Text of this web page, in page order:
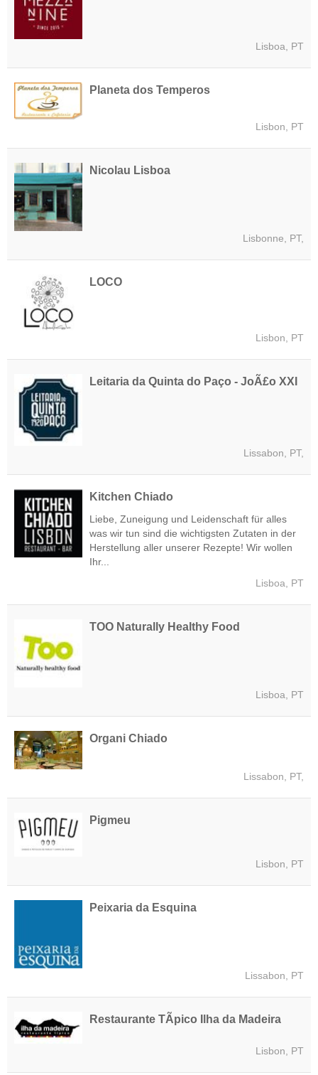
Lisboa, PT
Planeta dos Temperos
Lisbon, PT
Nicolau Lisboa
Lisbonne, PT,
LOCO
Lisbon, PT
Leitaria da Quinta do Paço - JoÃ£o XXI
Lissabon, PT,
Kitchen Chiado
Liebe, Zuneigung und Leidenschaft für alles
was wir tun sind die wichtigsten Zutaten in der
Herstellung aller unserer Rezepte! Wir wollen
Ihr...
Lisboa, PT
TOO Naturally Healthy Food
Lisboa, PT
Organi Chiado
Lissabon, PT,
Pigmeu
Lisbon, PT
Peixaria da Esquina
Lissabon, PT
Restaurante TÃ­pico Ilha da Madeira
Lisbon, PT